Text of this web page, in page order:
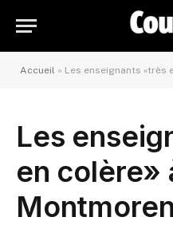
Accueil » Les enseignants «très
Les
en colère»